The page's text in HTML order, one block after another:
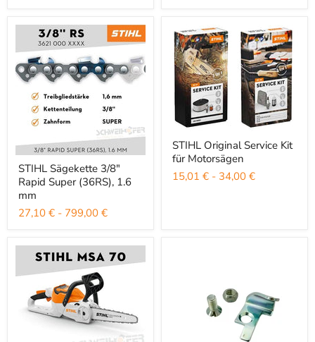
STIHL Sägekette 3/8" Rapid Super (36RS), 1.6 mm
STIHL Sägekette 3/8"
Rapid Super (36RS), 1.6
mm
27,10 € - 799,00 €
STIHL Original Service Kit
für Motorsägen
15,01 € - 34,00 €